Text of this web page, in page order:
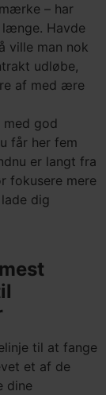
– har
Havde
ville man nok
udløbe,
af med ære
med god
får her fem
er langt fra
fokusere mere
dig
til at fange
et af de
dine